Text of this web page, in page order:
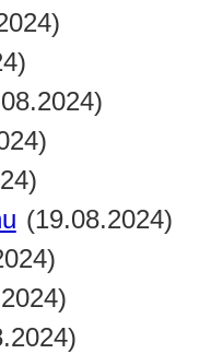
(19.08.2024)